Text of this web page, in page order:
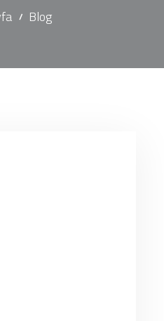
Blog